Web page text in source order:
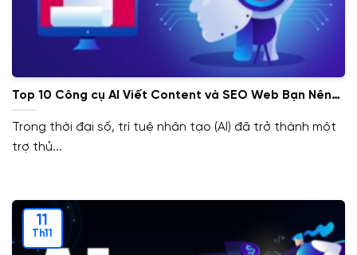
Top 10 Công cụ AI Viết Content và SEO Web Bạn Nên
Biết
Trong thời đại số, trí tuệ nhân tạo (AI) đã trở thành một
trợ thủ...
11
Th11